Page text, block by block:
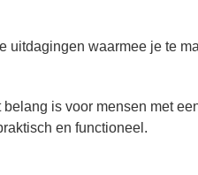
waarmee je te
is voor mensen met
en functioneel.